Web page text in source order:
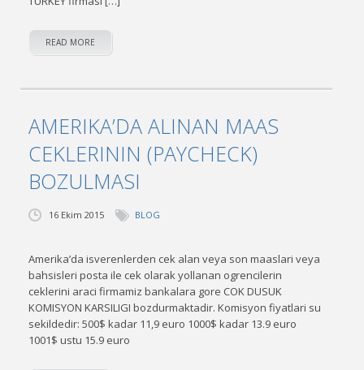
READ MORE
AMERIKA’DA ALINAN MAAS
CEKLERININ (PAYCHECK)
BOZULMASI
16 Ekim 2015 BLOG
Amerika’da isverenlerden cek alan veya son maaslari veya
bahsisleri posta ile cek olarak yollanan ogrencilerin
ceklerini araci firmamiz bankalara gore COK DUSUK
KOMISYON KARSILIGI bozdurmaktadir. Komisyon fiyatlari su
sekildedir: 500$ kadar 11,9 euro 1000$ kadar 13.9 euro
1001$ ustu 15.9 euro